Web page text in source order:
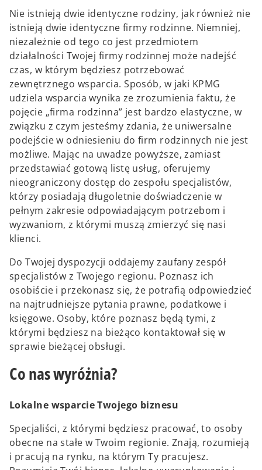
Nie istnieją dwie identyczne rodziny, jak również nie
istnieją dwie identyczne firmy rodzinne. Niemniej,
niezależnie od tego co jest przedmiotem
działalności Twojej firmy rodzinnej może nadejść
czas, w którym będziesz potrzebować
zewnętrznego wsparcia. Sposób, w jaki KPMG
udziela wsparcia wynika ze zrozumienia faktu, że
pojęcie „firma rodzinna” jest bardzo elastyczne, w
związku z czym jesteśmy zdania, że uniwersalne
podejście w odniesieniu do firm rodzinnych nie jest
możliwe. Mając na uwadze powyższe, zamiast
przedstawiać gotową listę usług, oferujemy
nieograniczony dostęp do zespołu specjalistów,
którzy posiadają długoletnie doświadczenie w
pełnym zakresie odpowiadającym potrzebom i
wyzwaniom, z którymi muszą zmierzyć się nasi
klienci.
Do Twojej dyspozycji oddajemy zaufany zespół
specjalistów z Twojego regionu. Poznasz ich
osobiście i przekonasz się, że potrafią odpowiedzieć
na najtrudniejsze pytania prawne, podatkowe i
księgowe. Osoby, które poznasz będą tymi, z
którymi będziesz na bieżąco kontaktował się w
sprawie bieżącej obsługi.
Co nas wyróżnia?
Lokalne wsparcie Twojego biznesu
Specjaliści, z którymi będziesz pracować, to osoby
obecne na stałe w Twoim regionie. Znają, rozumieją
i pracują na rynku, na którym Ty pracujesz.